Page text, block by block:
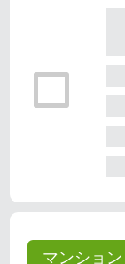
マンション